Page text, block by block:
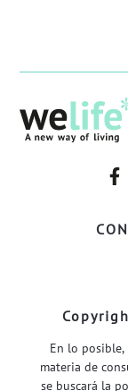
–
En lo
materia de
se buscará la